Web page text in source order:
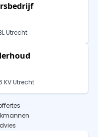
Utrecht
KV Utrecht